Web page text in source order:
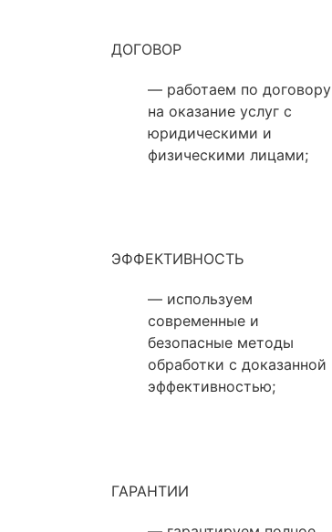
ДОГОВОР
— работаем по договору
на оказание услуг с
юридическими и
физическими лицами;
ЭФФЕКТИВНОСТЬ
— используем
современные и
безопасные методы
обработки с доказанной
эффективностью;
ГАРАНТИИ